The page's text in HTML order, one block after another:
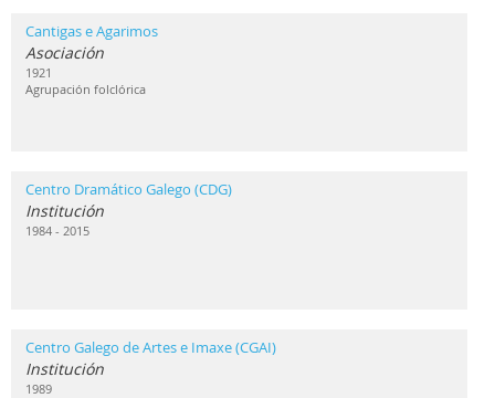
Cantigas e Agarimos
Asociación
1921
Agrupación folclórica
Centro Dramático Galego (CDG)
Institución
1984 - 2015
Centro Galego de Artes e Imaxe (CGAI)
Institución
1989